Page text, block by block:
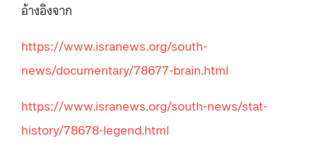
อ้างอิงจาก
https://www.isranews.org/south-
news/documentary/78677-brain.html
https://www.isranews.org/south-news/stat-
history/78678-legend.html